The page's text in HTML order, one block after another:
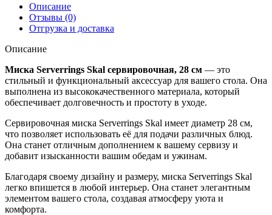
Описание
Отзывы (0)
Отгрузка и доставка
Описание
Миска Serverrings Skal сервировочная, 28 см — это
стильный и функциональный аксессуар для вашего стола. Она
выполнена из высококачественного материала, который
обеспечивает долговечность и простоту в уходе.
Сервировочная миска Serverrings Skal имеет диаметр 28 см,
что позволяет использовать её для подачи различных блюд.
Она станет отличным дополнением к вашему сервизу и
добавит изысканности вашим обедам и ужинам.
Благодаря своему дизайну и размеру, миска Serverrings Skal
легко впишется в любой интерьер. Она станет элегантным
элементом вашего стола, создавая атмосферу уюта и
комфорта.